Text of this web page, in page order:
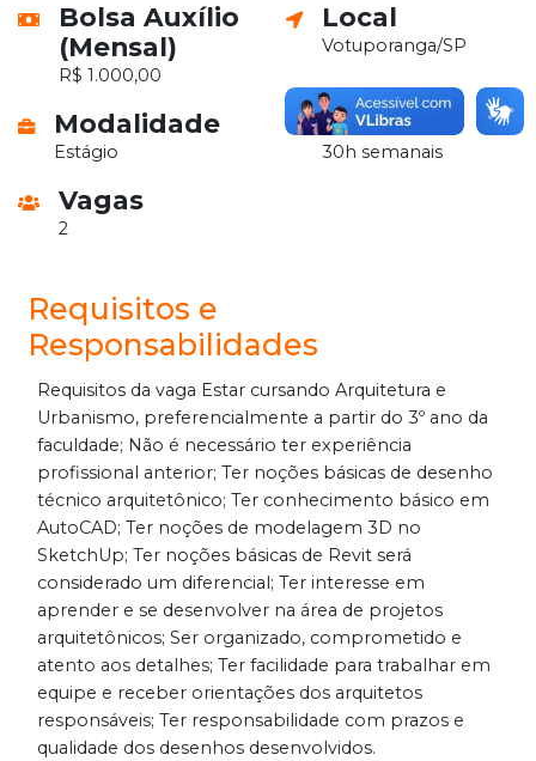
Bolsa Auxílio
(Mensal)
R$ 1.000,00
Local
Votuporanga/SP
Modalidade
Estágio
Horário
30h semanais
Vagas
2
Requisitos e
Responsabilidades
Requisitos da vaga Estar cursando Arquitetura e
Urbanismo, preferencialmente a partir do 3º ano da
faculdade; Não é necessário ter experiência
profissional anterior; Ter noções básicas de desenho
técnico arquitetônico; Ter conhecimento básico em
AutoCAD; Ter noções de modelagem 3D no
SketchUp; Ter noções básicas de Revit será
considerado um diferencial; Ter interesse em
aprender e se desenvolver na área de projetos
arquitetônicos; Ser organizado, comprometido e
atento aos detalhes; Ter facilidade para trabalhar em
equipe e receber orientações dos arquitetos
responsáveis; Ter responsabilidade com prazos e
qualidade dos desenhos desenvolvidos.